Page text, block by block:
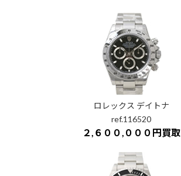
ロレックス デイトナ
ref.116520
２,６００,０００円買取